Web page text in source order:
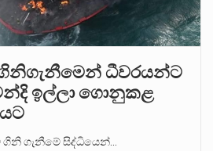
ගිනිගැනීමෙන් ධීවරයන්ට
ඉල්ලා ගොනුකළ
ගැනීමේ සිද්ධියෙන්…